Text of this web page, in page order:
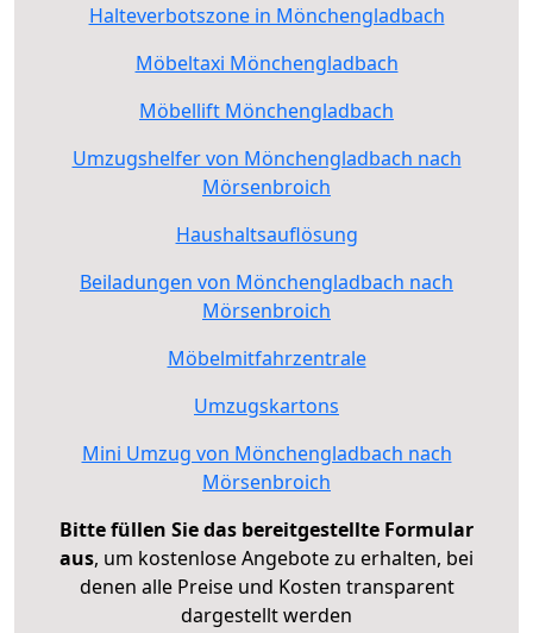
Halteverbotszone in Mönchengladbach
Möbeltaxi Mönchengladbach
Möbellift Mönchengladbach
Umzugshelfer von Mönchengladbach nach
Mörsenbroich
Haushaltsauflösung
Beiladungen von Mönchengladbach nach
Mörsenbroich
Möbelmitfahrzentrale
Umzugskartons
Mini Umzug von Mönchengladbach nach
Mörsenbroich
Bitte füllen Sie das bereitgestellte Formular
aus, um kostenlose Angebote zu erhalten, bei
denen alle Preise und Kosten transparent
dargestellt werden